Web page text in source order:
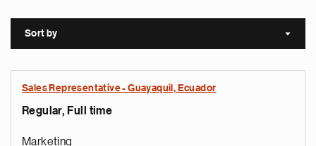
Sort by Sort
Sales Representative - Guayaquil, Ecuador
Regular, Full time
Marketing